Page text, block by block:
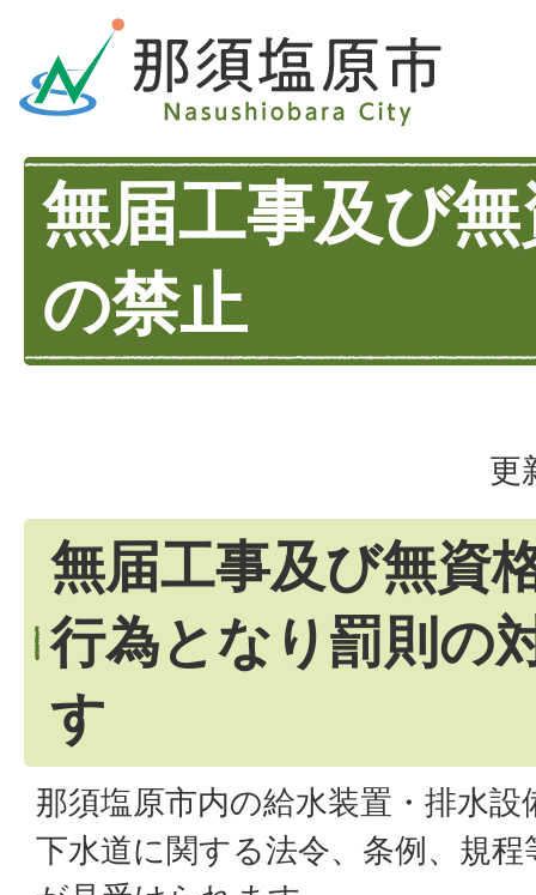
無届工事及び
の禁止
更
無届工事及び無資
行為となり罰則の
す
那須塩原市内の給水装置・排水
下水道に関する法令、条例、規